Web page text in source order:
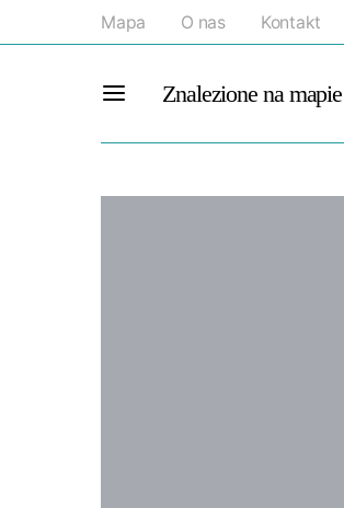
Mapa O nas Kontakt
Znalezione na mapie